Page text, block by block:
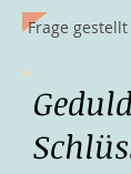
Frage